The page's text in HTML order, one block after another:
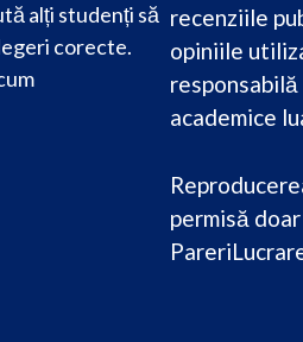
alți studenți să
corecte.
recenziile
opiniile
academice
permisă